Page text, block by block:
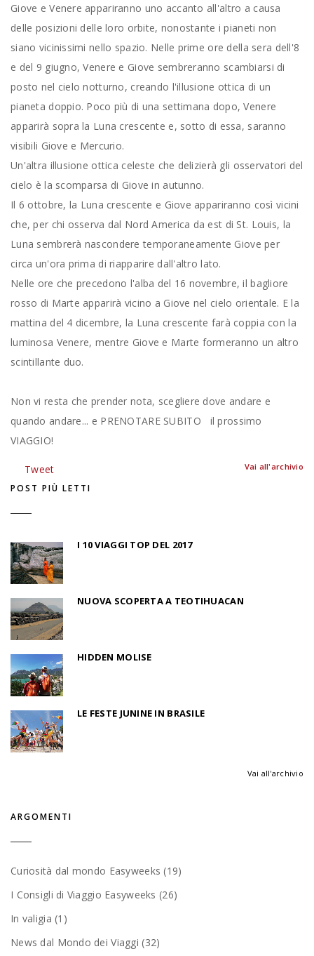
Giove e Venere appariranno uno accanto all'altro a causa
delle posizioni delle loro orbite, nonostante i pianeti non
siano vicinissimi nello spazio. Nelle prime ore della sera dell'8
e del 9 giugno, Venere e Giove sembreranno scambiarsi di
posto nel cielo notturno, creando l'illusione ottica di un
pianeta doppio. Poco più di una settimana dopo, Venere
apparirà sopra la Luna crescente e, sotto di essa, saranno
visibili Giove e Mercurio.
Un'altra illusione ottica celeste che delizierà gli osservatori del
cielo è la scomparsa di Giove in autunno.
Il 6 ottobre, la Luna crescente e Giove appariranno così vicini
che, per chi osserva dal Nord America da est di St. Louis, la
Luna sembrerà nascondere temporaneamente Giove per
circa un'ora prima di riapparire dall'altro lato.
Nelle ore che precedono l'alba del 16 novembre, il bagliore
rosso di Marte apparirà vicino a Giove nel cielo orientale. E la
mattina del 4 dicembre, la Luna crescente farà coppia con la
luminosa Venere, mentre Giove e Marte formeranno un altro
scintillante duo.
Non vi resta che prender nota, scegliere dove andare e
quando andare... e PRENOTARE SUBITO il prossimo
VIAGGIO!
Vai all'archivio
Tweet
POST PIÙ LETTI
I 10 VIAGGI TOP DEL 2017
NUOVA SCOPERTA A TEOTIHUACAN
HIDDEN MOLISE
LE FESTE JUNINE IN BRASILE
Vai all'archivio
ARGOMENTI
Curiosità dal mondo Easyweeks (19)
I Consigli di Viaggio Easyweeks (26)
In valigia (1)
News dal Mondo dei Viaggi (32)